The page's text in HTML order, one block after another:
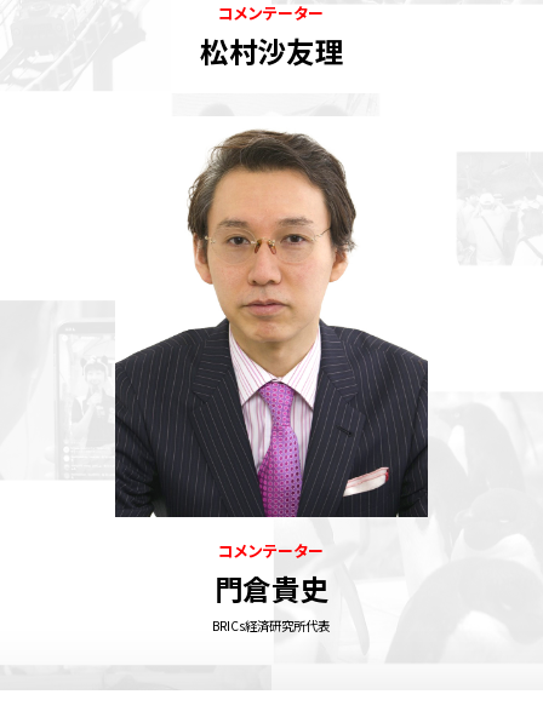
コメンテーター
松村沙友理
コメンテーター
門倉貴史
BRICs経済研究所代表